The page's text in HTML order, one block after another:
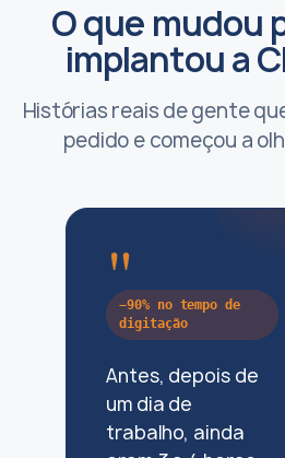
O que mudou
implantou a
Histórias reais de gente
pedido e começou a
"
−90% no tempo de
digitação
Antes, depois de
um dia de
trabalho, ainda